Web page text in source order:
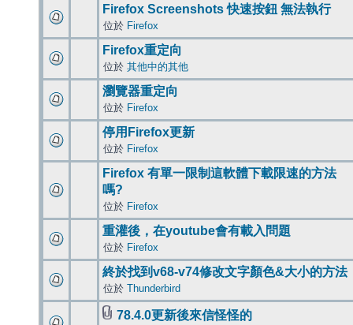
Firefox Screenshots 快速按鈕 無法執行
位於 Firefox
Firefox重定向
位於 其他中的其他
瀏覽器重定向
位於 Firefox
停用Firefox更新
位於 Firefox
Firefox 有單一限制這軟體下載限速的方法
嗎?
位於 Firefox
重灌後，在youtube會有載入問題
位於 Firefox
終於找到v68-v74修改文字顏色&大小的方法
位於 Thunderbird
78.4.0更新後來信怪怪的